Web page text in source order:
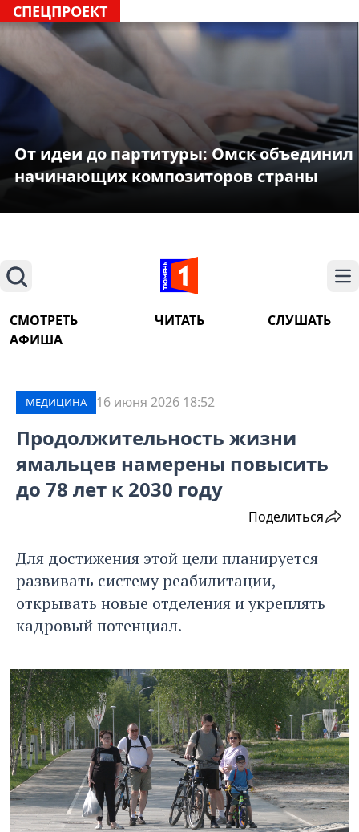
СПЕЦПРОЕКТ
От идеи до партитуры: Омск объединил
начинающих композиторов страны
Поиск
СМОТРЕТЬ ЧИТАТЬ
СЛУШАТЬ
АФИША
МЕДИЦИНА 16 июня 2026 18:52
Продолжительность жизни
ямальцев намерены повысить
до 78 лет к 2030 году
Поделиться
Для достижения этой цели планируется
развивать систему реабилитации,
открывать новые отделения и укреплять
кадровый потенциал.